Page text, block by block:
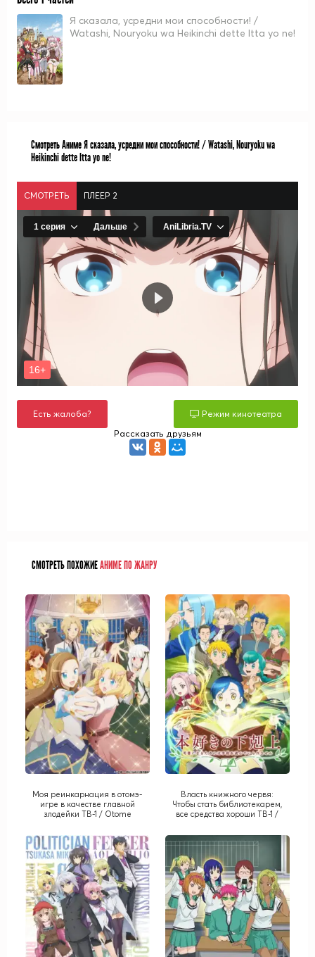
Я сказала, усредни мои способности! /
Watashi, Nouryoku wa Heikinchi dette Itta yo ne!
Смотреть Аниме Я сказала, усредни мои способности! / Watashi, Nouryoku wa
Heikinchi dette Itta yo ne!
СМОТРЕТЬ ПЛЕЕР 2
Есть жалоба?
Режим кинотеатра
Рассказать друзьям
СМОТРЕТЬ ПОХОЖИЕАНИМЕ ПО ЖАНРУ
Моя реинкарнация в отомэ-
игре в качестве главной
злодейки ТВ-1 / Otome
Nai Akuyaku Reijou ni Tensei
Shiteshimatta... TV-1
Власть книжного червя:
Чтобы стать библиотекарем,
все средства хороши ТВ-1 /
ni Naru Tame ni wa Shudan o
Erande Iraremasen TV-1